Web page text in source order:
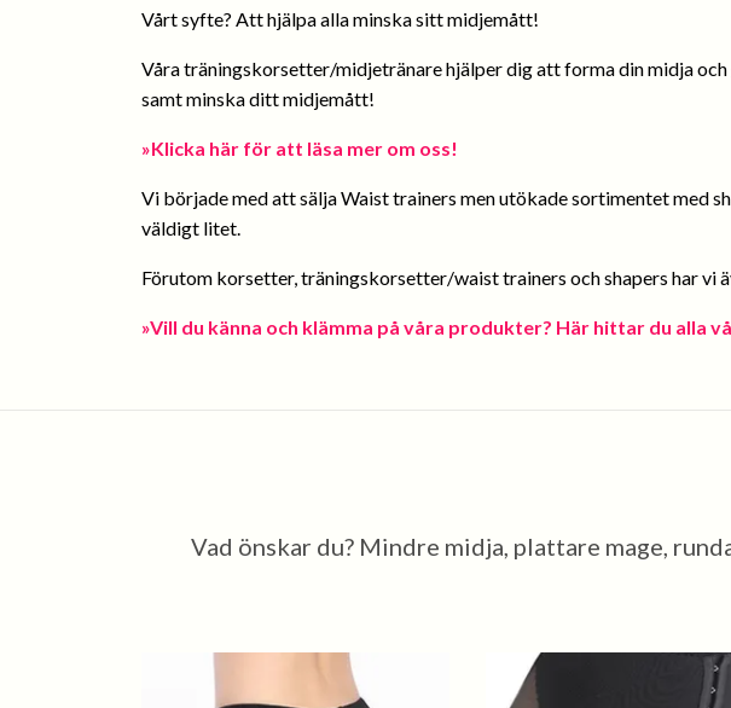
Vårt syfte? Att hjälpa alla minska sitt midjemått!
Våra träningskorsetter/midjetränare hjälper dig att forma din midja
samt minska ditt midjemått!
»Klicka här för att läsa mer om oss!
Vi började med att sälja Waist trainers men utökade sortimentet med
väldigt litet.
Förutom korsetter, träningskorsetter/waist trainers och shapers har vi
»Vill du känna och klämma på våra produkter? Här hittar du alla
Vad önskar du? Mindre midja, plattare mage,